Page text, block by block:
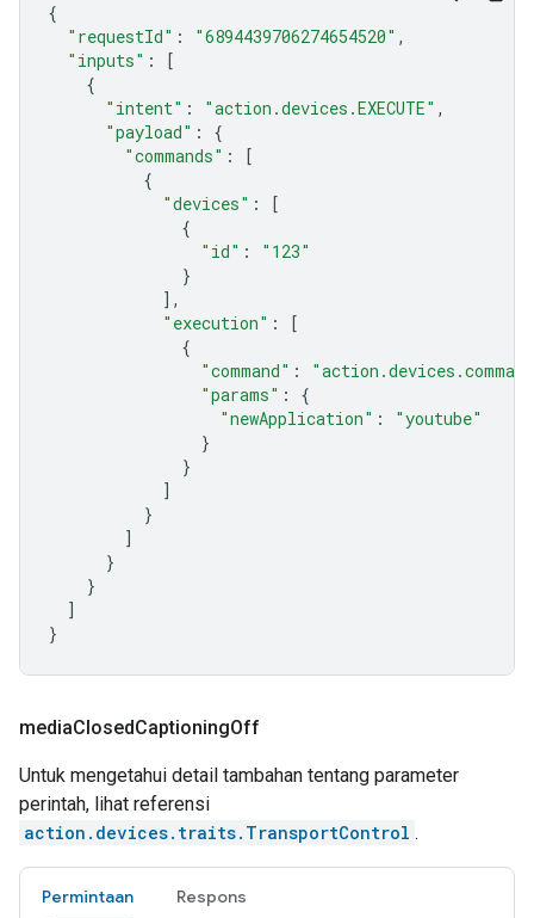
{
"requestId" : "6894439706274654520" ,
"inputs" :
[
{
"intent" : "action.devices.EXECUTE" ,
"payload" :
{
"commands" :
[
{
"devices" :
[
{
"id" :
"123"
}
],
"execution" :
[
{
"command" :
"params" :
{
"newApplication" :
"youtube"
}
}
]
}
]
}
}
]
}
mediaClosedCaptioningOff
Untuk mengetahui detail tambahan tentang parameter
perintah, lihat referensi
action.devices.traits.TransportControl .
Permintaan Respons